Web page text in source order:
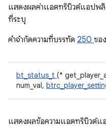
แสดงผลค่าแอตทริบิวต์แอปพ
ที่ระบุ
คําจํากัดความที่บรรทัด 250 ขอ
bt_status_t (*
num_val,
แสดงผลข้อความแอตทริบิวต์แ